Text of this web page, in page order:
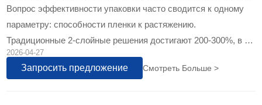
Вопрос эффективности упаковки часто сводится к одному
параметру: способности пленки к растяжению.
Традиционные 2-слойные решения достигают 200-300%, в то
время как современные 3-слойные системы…
2026-04-27
Запросить предложение Смотреть Больше >